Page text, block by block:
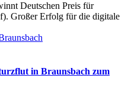
Deutschen Preis für
Großer Erfolg für die digitale
in Braunsbach zum